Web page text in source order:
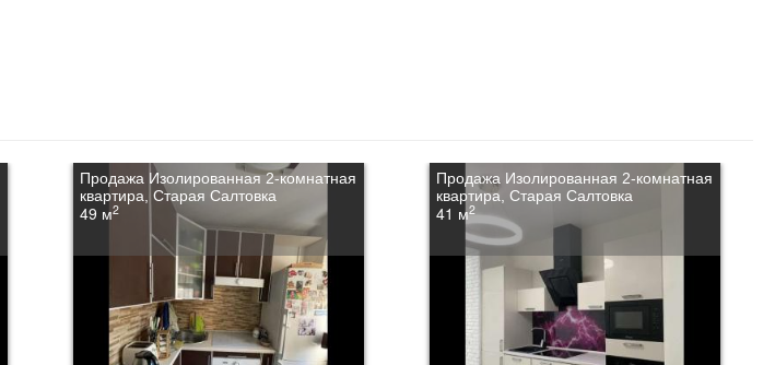
Продажа Изолированная 2-комнатная
квартира, Старая Салтовка
49 м2
Продажа Изолированная 2-комнатная
квартира, Старая Салтовка
41 м2